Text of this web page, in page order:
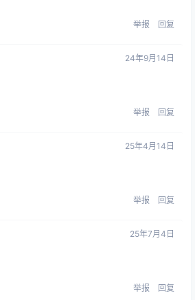
举报 回复
24年9月14日
举报 回复
25年4月14日
举报 回复
25年7月4日
举报 回复